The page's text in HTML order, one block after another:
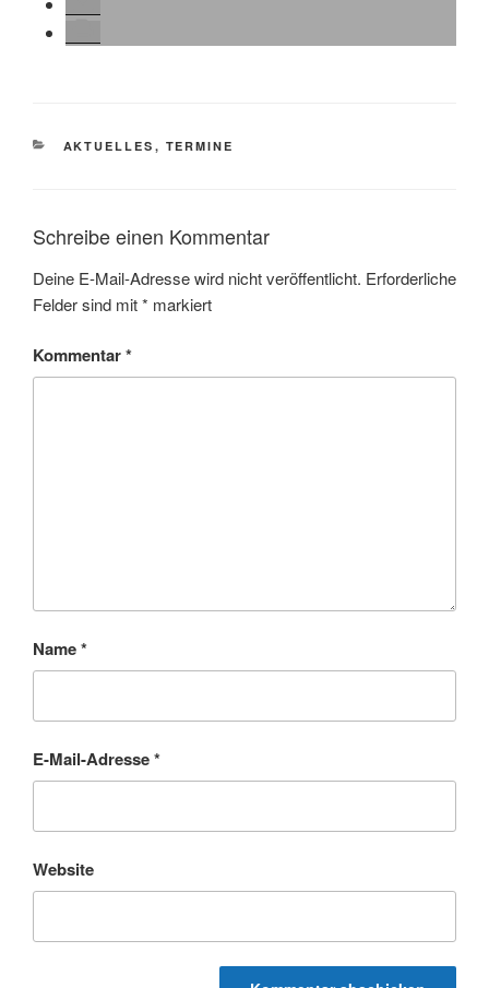
KATEGORIEN
AKTUELLES , TERMINE
Schreibe einen Kommentar
Deine E-Mail-Adresse wird nicht veröffentlicht. Erforderliche
Felder sind mit* markiert
Kommentar*
Name*
E-Mail-Adresse*
Website